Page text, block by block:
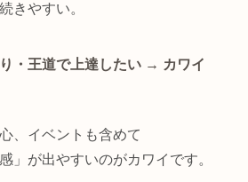
きやすい。
・王道で上達したい → カワイ
、イベントも含めて
」が出やすいのがカワイです。